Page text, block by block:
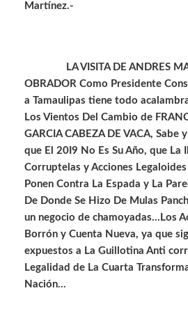
Martínez.-
LA VISITA DE ANDRES
OBRADOR Como Presidente
a Tamaulipas tiene todo
Los Vientos Del Cambio de
GARCIA CABEZA DE VACA, Sabe
que El 20I9 No Es Su Año, que La
Corruptelas y Acciones
Ponen Contra La Espada y La
De Donde Se Hizo De Mulas
un negocio de chamoyadas…Los
Borrón y Cuenta Nueva, ya que
expuestos a La Guillotina Anti
Legalidad de La Cuarta
Nación…